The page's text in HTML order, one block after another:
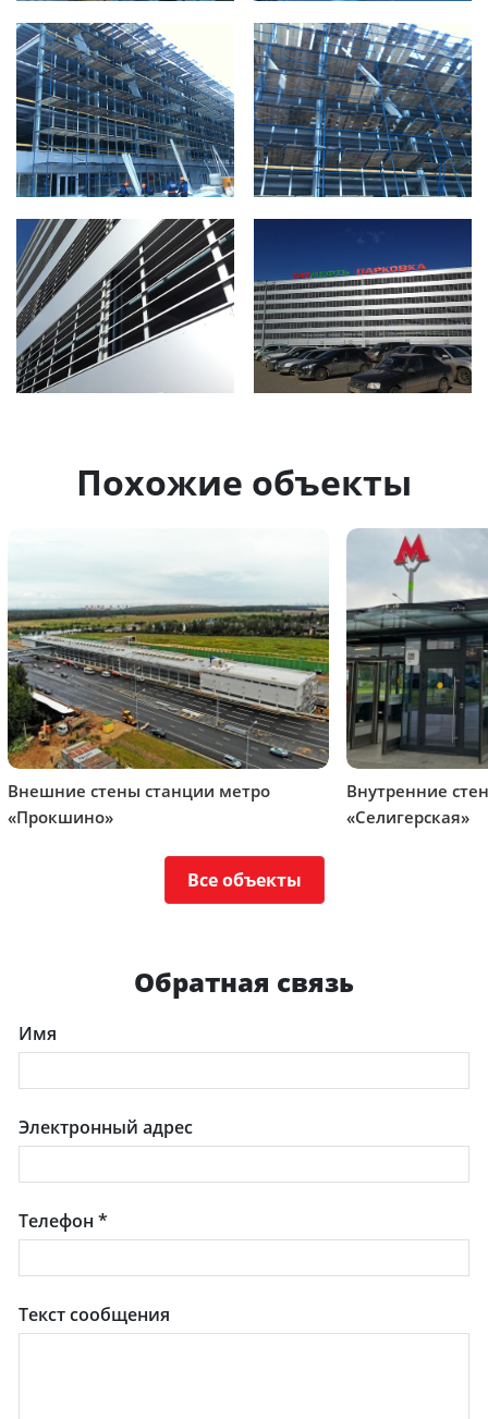
Похожие объекты
Внешние стены станции метро
«Прокшино»
Внутренние
«Селигерская»
Все объекты
Обратная связь
Имя
Электронный адрес
Телефон*
Текст сообщения